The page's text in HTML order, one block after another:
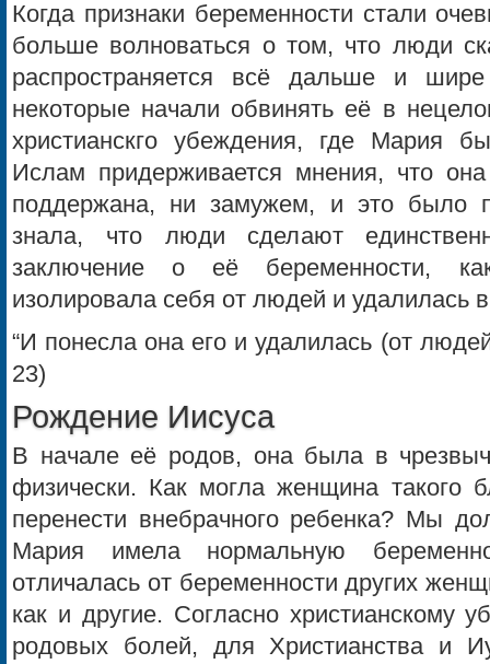
Когда признаки беременности стали
больше волноваться о том, что люди
распространяется всё дальше и
некоторые начали обвинять её в
христианскго убеждения, где Мария
Ислам придерживается мнения, что
поддержана, ни замужем, и это было
знала, что люди сделают
заключение о её беременности,
изолировала себя от людей и удалилась
“И понесла она его и удалилась (от
23)
Рождение Иисуса
В начале её родов, она была в
физически. Как могла женщина такого
перенести внебрачного ребенка? Мы
Мария имела нормальную
отличалась от беременности других
как и другие. Согласно христианскому
родовых болей, для Христианства и